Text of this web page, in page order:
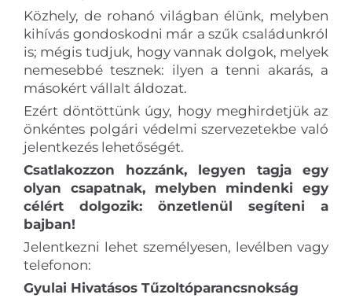
Közhely, de rohanó világban élünk, melyben
kihívás gondoskodni már a szűk családunkról
is; mégis tudjuk, hogy vannak dolgok, melyek
nemesebbé tesznek: ilyen a tenni akarás, a
másokért vállalt áldozat.
Ezért döntöttünk úgy, hogy meghirdetjük az
önkéntes polgári védelmi szervezetekbe való
jelentkezés lehetőségét.
Csatlakozzon hozzánk, legyen tagja egy
olyan csapatnak, melyben mindenki egy
célért dolgozik: önzetlenül segíteni a
bajban!
Jelentkezni lehet személyesen, levélben vagy
telefonon:
Gyulai Hivatásos Tűzoltóparancsnokság